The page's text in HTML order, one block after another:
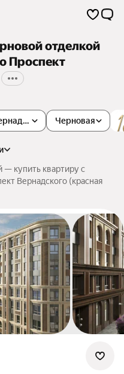
отделкой
Проспект
Черновая
— купить квартиру с
Вернадского (красная